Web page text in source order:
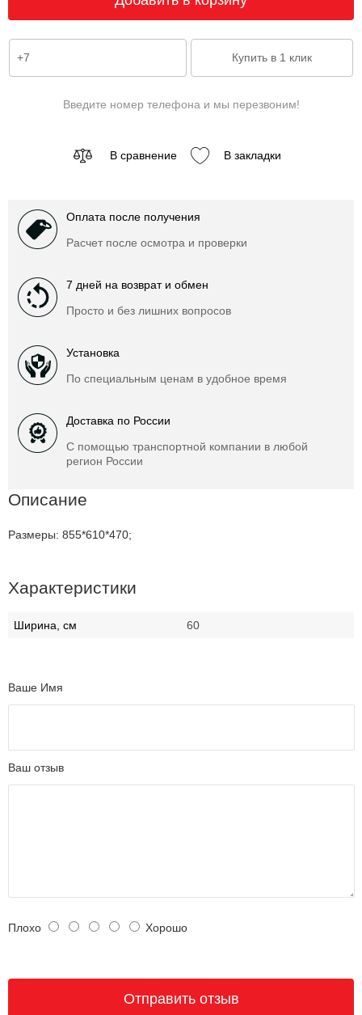
Введите номер телефона и мы перезвоним!
В сравнение В закладки
Оплата после получения
Расчет после осмотра и проверки
7 дней на возврат и обмен
Просто и без лишних вопросов
Установка
По специальным ценам в удобное время
Доставка по России
С помощью транспортной компании в любой
регион России
Описание
Размеры: 855*610*470;
Характеристики
Ширина, см 60
Ваше Имя
Ваш отзыв
Плохо Хорошо